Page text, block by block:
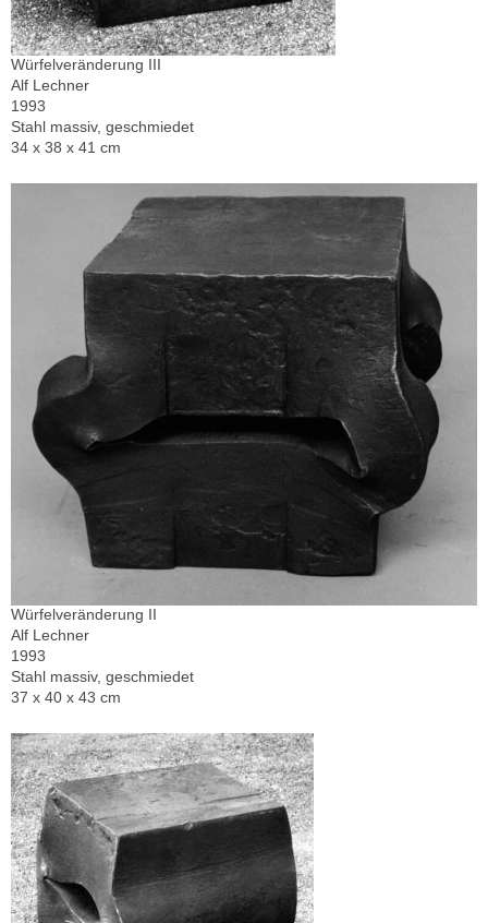
Würfelveränderung III
Alf Lechner
1993
Stahl massiv, geschmiedet
34 x 38 x 41 cm
Würfelveränderung II
Alf Lechner
1993
Stahl massiv, geschmiedet
37 x 40 x 43 cm